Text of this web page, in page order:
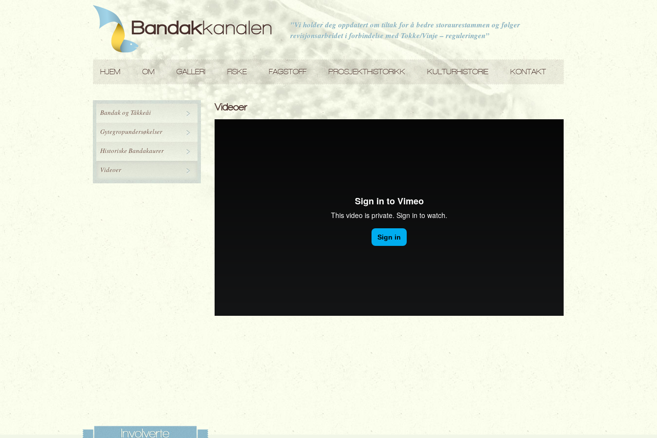
”Vi holder deg oppdatert om tiltak for å bedre storaurestammen og følger
revisjonsarbeidet i forbindelse med Tokke/Vinje – reguleringen”
HJEM OM GALLERI FISKE FAGSTOFF PROSJEKTHISTORIKK KULTURHISTORIE KONTAKT
Bandak og Tåkkeåi
Gytegropundersøkelser
Historiske Bandakaurer
Videoer
Videoer